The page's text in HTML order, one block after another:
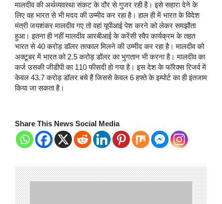
मालदीव की अर्थव्यवस्था संकट के दौर से गुजर रही है। इसे सहारा देने के
लिए वह भारत से भी मदद की उम्मीद कर रहा है। हाल ही में भारत के विदेश
मंत्री जयशंकर मालदीव गए तो वहां यूपीआई पेश करने को लेकर समझौता
हुआ। इतना ही नहीं मालदीव आरबीआई के करेंसी स्वैप कार्यक्रम के तहत
भारत से 40 करोड़ डॉलर तत्काल मिलने की उम्मीद कर रहा है। मालदीव को
अक्टूबर में भारत को 2.5 करोड़ डॉलर का भुगतान भी करना है। मालदीव का
कर्ज उसकी जीडीपी का 110 फीसदी हो गया है। इस देश के फॉरेक्स रिजर्व में
केवल 43.7 करोड़ डॉलर बचे हैं जिससे केवल 6 हफ्ते के इम्पोर्ट का ही इंतजाम
किया जा सकता है।
Share This News Social Media